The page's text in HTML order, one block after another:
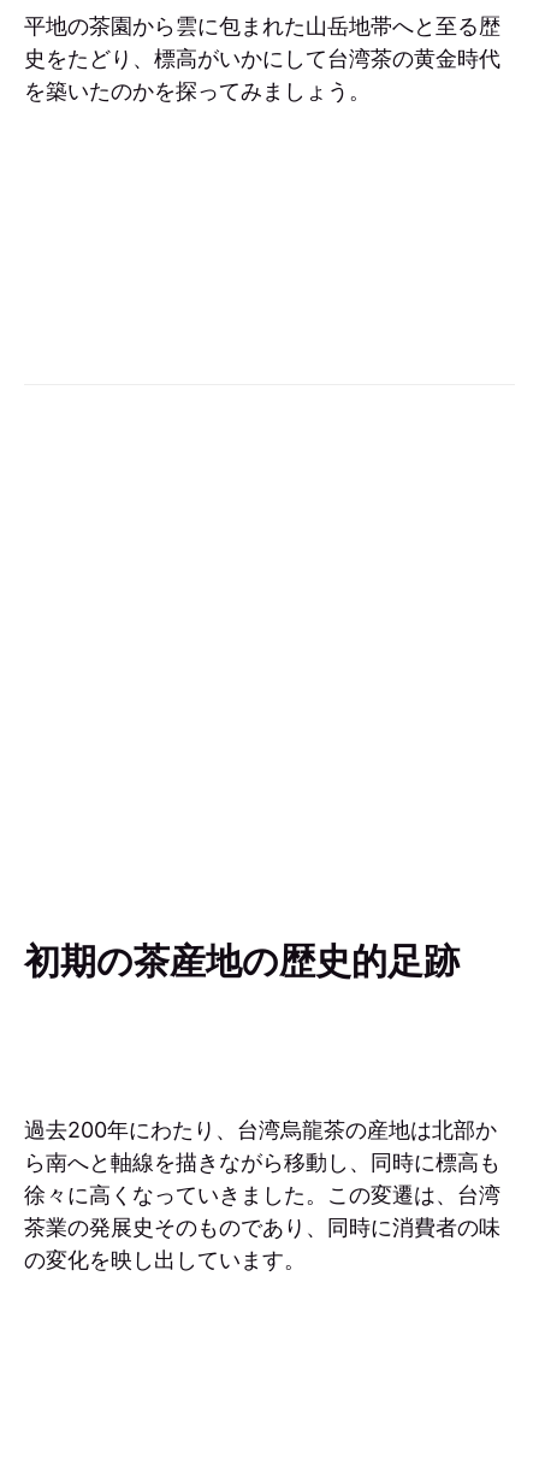
平地の茶園から雲に包まれた山岳地帯へと至る歴
史をたどり、標高がいかにして台湾茶の黄金時代
を築いたのかを探ってみましょう。
初期の茶産地の歴史的足跡
過去200年にわたり、台湾烏龍茶の産地は北部か
ら南へと軸線を描きながら移動し、同時に標高も
徐々に高くなっていきました。この変遷は、台湾
茶業の発展史そのものであり、同時に消費者の味
の変化を映し出しています。